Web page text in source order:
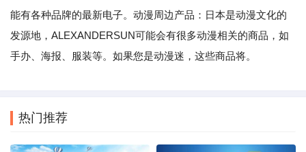
能有各种品牌的最新电子。动漫周边产品：日本是动漫文化的
发源地，ALEXANDERSUN可能会有很多动漫相关的商品，如
手办、海报、服装等。如果您是动漫迷，这些商品将。
热门推荐